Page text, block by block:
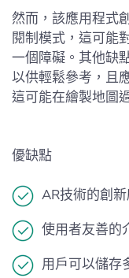
然而，該應用程式
閱制模式，這可能
一個障礙。其他缺
以供輕鬆參考，且
這可能在繪製地圖
優缺點
AR技術的創
使用者友善的
用戶可以儲存